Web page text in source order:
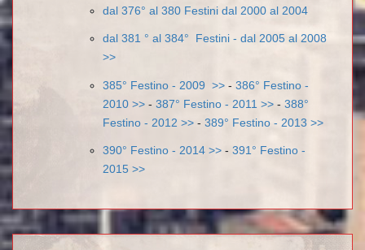
dal 376° al 380 Festini dal 2000 al 2004
dal 381 ° al 384° Festini - dal 2005 al 2008
>>
385° Festino - 2009 >> - 386° Festino -
2010 >> - 387° Festino - 2011 >> - 388°
Festino - 2012 >> - 389° Festino - 2013 >>
390° Festino - 2014 >> - 391° Festino -
2015 >>